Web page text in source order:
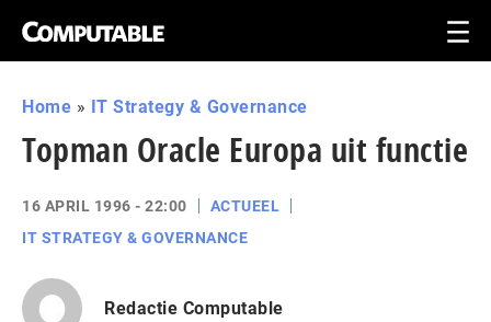
Home » IT Strategy & Governance
Topman Oracle Europa uit functie
16 APRIL 1996 - 22:00
ACTUEEL
IT STRATEGY & GOVERNANCE
Redactie Computable